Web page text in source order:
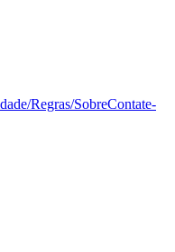
/Regras/SobreContate-